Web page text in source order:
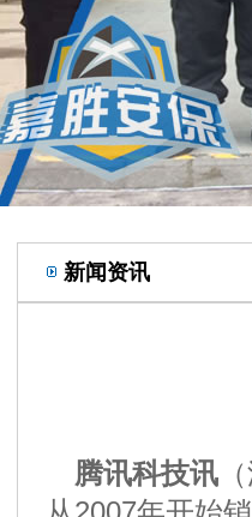
新闻资讯
腾讯科技讯